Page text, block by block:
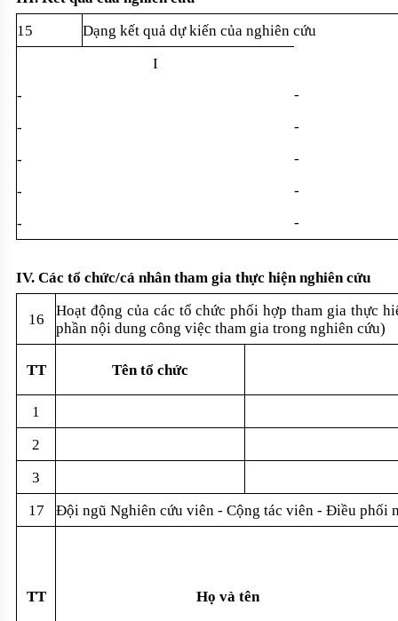
15
Dạng kết quả dự kiến của nghiên cứu
I
-
-
-
-
-
-
-
-
-
-
IV. Các tổ chức/cá nhân tham gia thực hiện nghiên cứu
16
Hoạt động của các tổ chức phối hợp tham gia thực
phần nội dung công việc tham gia trong nghiên cứu)
TT Tên tổ chức
1
2
3
17
Đội ngũ Nghiên cứu viên - Cộng tác viên - Điều phối
TT Họ và tên